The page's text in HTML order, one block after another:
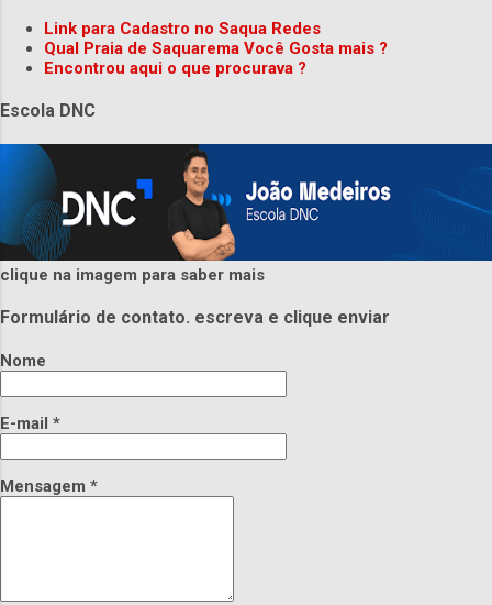
Link para Cadastro no Saqua Redes
Qual Praia de Saquarema Você Gosta mais ?
Encontrou aqui o que procurava ?
Escola DNC
clique na imagem para saber mais
Formulário de contato. escreva e clique enviar
Nome
E-mail *
Mensagem *